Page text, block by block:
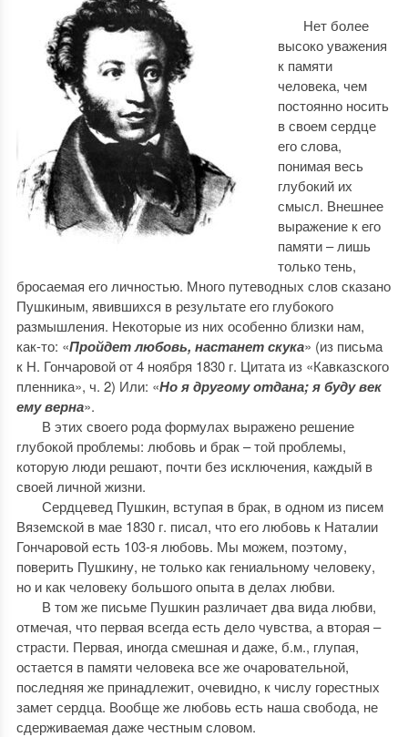
Нет более
высоко уважения
к памяти
человека, чем
постоянно носить
в своем сердце
его слова,
понимая весь
глубокий их
смысл. Внешнее
выражение к его
памяти – лишь
только тень,
бросаемая его личностью. Много путеводных слов сказано
Пушкиным, явившихся в результате его глубокого
размышления. Некоторые из них особенно близки нам,
как-то: «Пройдет любовь, настанет скука» (из письма
к Н. Гончаровой от 4 ноября 1830 г. Цитата из «Кавказского
пленника», ч. 2) Или: «Но я другому отдана; я буду век
ему верна».
В этих своего рода формулах выражено решение
глубокой проблемы: любовь и брак – той проблемы,
которую люди решают, почти без исключения, каждый в
своей личной жизни.
Сердцевед Пушкин, вступая в брак, в одном из писем
Вяземской в мае 1830 г. писал, что его любовь к Наталии
Гончаровой есть 103-я любовь. Мы можем, поэтому,
поверить Пушкину, не только как гениальному человеку,
но и как человеку большого опыта в делах любви.
В том же письме Пушкин различает два вида любви,
отмечая, что первая всегда есть дело чувства, а вторая –
страсти. Первая, иногда смешная и даже, б.м., глупая,
остается в памяти человека все же очаровательной,
последняя же принадлежит, очевидно, к числу горестных
замет сердца. Вообще же любовь есть наша свобода, не
сдерживаемая даже честным словом.